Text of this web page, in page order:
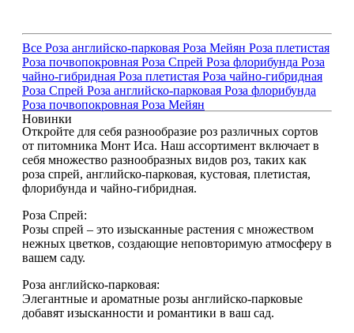
Все Роза английско-парковая Роза Мейян Роза плетистая
Роза почвопокровная Роза Спрей Роза флорибунда Роза
чайно-гибридная Роза плетистая Роза чайно-гибридная
Роза Спрей Роза английско-парковая Роза флорибунда
Роза почвопокровная Роза Мейян
Новинки
Откройте для себя разнообразие роз различных сортов
от питомника Монт Иса. Наш ассортимент включает в
себя множество разнообразных видов роз, таких как
роза спрей, английско-парковая, кустовая, плетистая,
флорибунда и чайно-гибридная.
Роза Спрей:
Розы спрей – это изысканные растения с множеством
нежных цветков, создающие неповторимую атмосферу в
вашем саду.
Роза английско-парковая:
Элегантные и ароматные розы английско-парковые
добавят изысканности и романтики в ваш сад.